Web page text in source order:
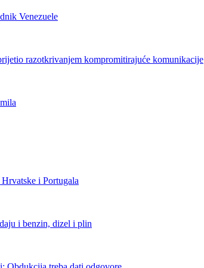
Venezuele
razotkrivanjem kompromitirajuće komunikacije
i Portugala
i benzin, dizel i plin